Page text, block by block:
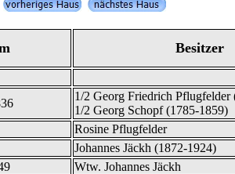
Besitzer
1/2 Georg Friedrich Pflugfelder
1/2 Georg Schopf (1785-1859)
Rosine Pflugfelder
Johannes Jäckh (1872-1924)
Wtw. Johannes Jäckh